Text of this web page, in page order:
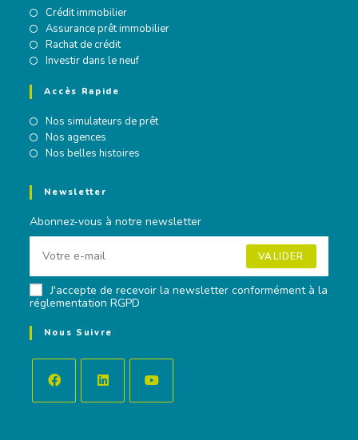
Crédit immobilier
Assurance prêt immobilier
Rachat de crédit
Investir dans le neuf
Accès Rapide
Nos simulateurs de prêt
Nos agences
Nos belles histoires
Newsletter
Abonnez-vous à notre newsletter
VALIDER
J'accepte de recevoir la newsletter conformément à la
réglementation RGPD
Nous Suivre
Opens
Opens
Opens